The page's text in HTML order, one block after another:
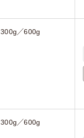
300g／600g
300g／600g